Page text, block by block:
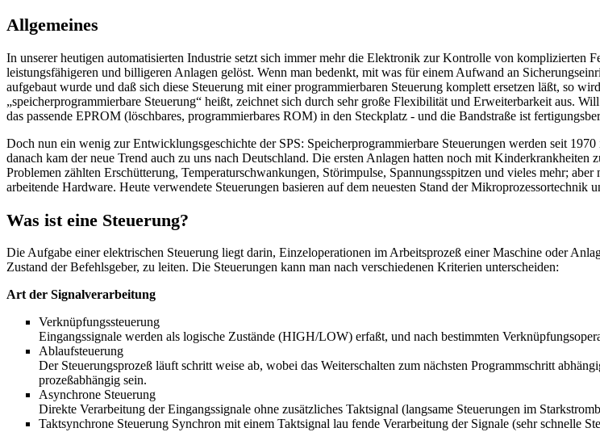
Allgemeines
In unserer heutigen automatisierten Industrie setzt sich immer mehr die Elektronik zur Kontrolle von komplizierten
leistungsfähigeren und billigeren Anlagen gelöst. Wenn man bedenkt, mit was für einem Aufwand an
aufgebaut wurde und daß sich diese Steuerung mit einer programmierbaren Steuerung komplett ersetzen läßt, so
„speicherprogrammierbare Steuerung“ heißt, zeichnet sich durch sehr große Flexibilität und Erweiterbarkeit aus.
das passende EPROM (löschbares, programmierbares ROM) in den Steckplatz - und die Bandstraße ist
Doch nun ein wenig zur Entwicklungsgeschichte der SPS: Speicherprogrammierbare Steuerungen werden seit
danach kam der neue Trend auch zu uns nach Deutschland. Die ersten Anlagen hatten noch mit
Problemen zählten Erschütterung, Temperaturschwankungen, Störimpulse, Spannungsspitzen und vieles mehr;
arbeitende Hardware. Heute verwendete Steuerungen basieren auf dem neuesten Stand der Mikroprozessortechnik
Was ist eine Steuerung?
Die Aufgabe einer elektrischen Steuerung liegt darin, Einzeloperationen im Arbeitsprozeß einer Maschine oder
Zustand der Befehlsgeber, zu leiten. Die Steuerungen kann man nach verschiedenen Kriterien unterscheiden:
Art der Signalverarbeitung
Verknüpfungssteuerung
Eingangssignale werden als logische Zustände (HIGH/LOW) erfaßt, und nach bestimmten
Ablaufsteuerung
Der Steuerungsprozeß läuft schritt weise ab, wobei das Weiterschalten zum nächsten Programmschritt
prozeßabhängig sein.
Asynchrone Steuerung
Direkte Verarbeitung der Eingangssignale ohne zusätzliches Taktsignal (langsame Steuerungen im
Taktsynchrone Steuerung Synchron mit einem Taktsignal lau fende Verarbeitung der Signale (sehr schnelle